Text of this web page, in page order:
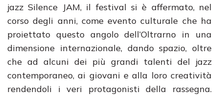
jazz Silence JAM, il festival si è affermato, nel
corso degli anni, come evento culturale che ha
proiettato questo angolo dell’Oltrarno in una
dimensione internazionale, dando spazio, oltre
che ad alcuni dei più grandi talenti del jazz
contemporaneo, ai giovani e alla loro creatività
rendendoli i veri protagonisti della rassegna.